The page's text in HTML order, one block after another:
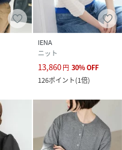
IENA
ニット
13,860円 30%OFF
126ポイント(1倍)